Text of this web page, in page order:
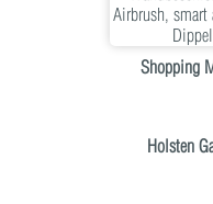
Shopping
Holsten